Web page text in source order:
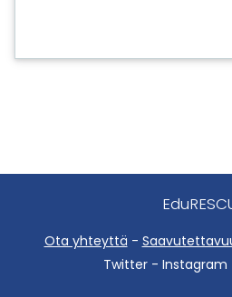
Ota yhteyttä -
Twitter - Instagram